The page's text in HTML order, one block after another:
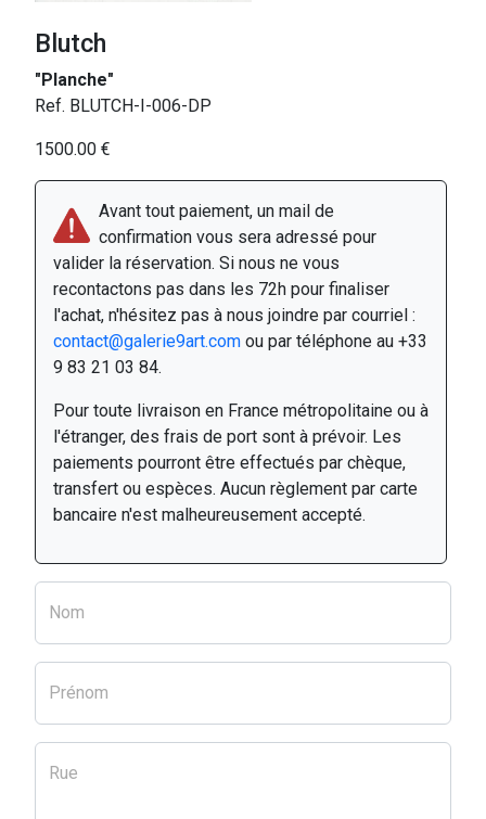
Blutch
"Planche"
Ref. BLUTCH-I-006-DP
1500.00 €
Avant tout paiement, un mail de
confirmation vous sera adressé pour
valider la réservation. Si nous ne vous
recontactons pas dans les 72h pour finaliser
l'achat, n'hésitez pas à nous joindre par courriel :
contact@galerie9art.com ou par téléphone au +33
9 83 21 03 84.
Pour toute livraison en France métropolitaine ou à
l'étranger, des frais de port sont à prévoir. Les
paiements pourront être effectués par chèque,
transfert ou espèces. Aucun règlement par carte
bancaire n'est malheureusement accepté.
Nom
Prénom
Rue